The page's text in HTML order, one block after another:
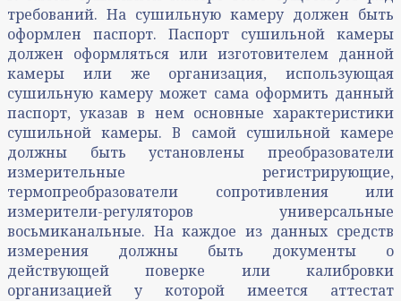
требований. На сушильную камеру должен быть
оформлен паспорт. Паспорт сушильной камеры
должен оформляться или изготовителем данной
камеры или же организация, использующая
сушильную камеру может сама оформить данный
паспорт, указав в нем основные характеристики
сушильной камеры. В самой сушильной камере
должны быть установлены преобразователи
измерительные регистрирующие,
термопреобразователи сопротивления или
измерители-регуляторов универсальные
восьмиканальные. На каждое из данных средств
измерения должны быть документы о
действующей поверке или калибровки
организацией у которой имеется аттестат